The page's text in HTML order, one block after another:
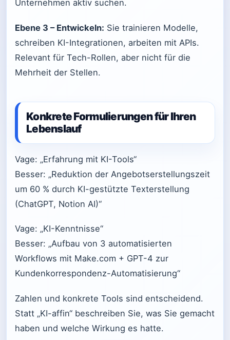
Unternehmen aktiv suchen.
Ebene 3 – Entwickeln: Sie trainieren Modelle,
schreiben KI-Integrationen, arbeiten mit APIs.
Relevant für Tech-Rollen, aber nicht für die
Mehrheit der Stellen.
Konkrete Formulierungen für Ihren
Lebenslauf
Vage: „Erfahrung mit KI-Tools“
Besser: „Reduktion der Angebotserstellungszeit
um 60 % durch KI-gestützte Texterstellung
(ChatGPT, Notion AI)“
Vage: „KI-Kenntnisse“
Besser: „Aufbau von 3 automatisierten
Workflows mit Make.com + GPT-4 zur
Kundenkorrespondenz-Automatisierung“
Zahlen und konkrete Tools sind entscheidend.
Statt „KI-affin“ beschreiben Sie, was Sie gemacht
haben und welche Wirkung es hatte.